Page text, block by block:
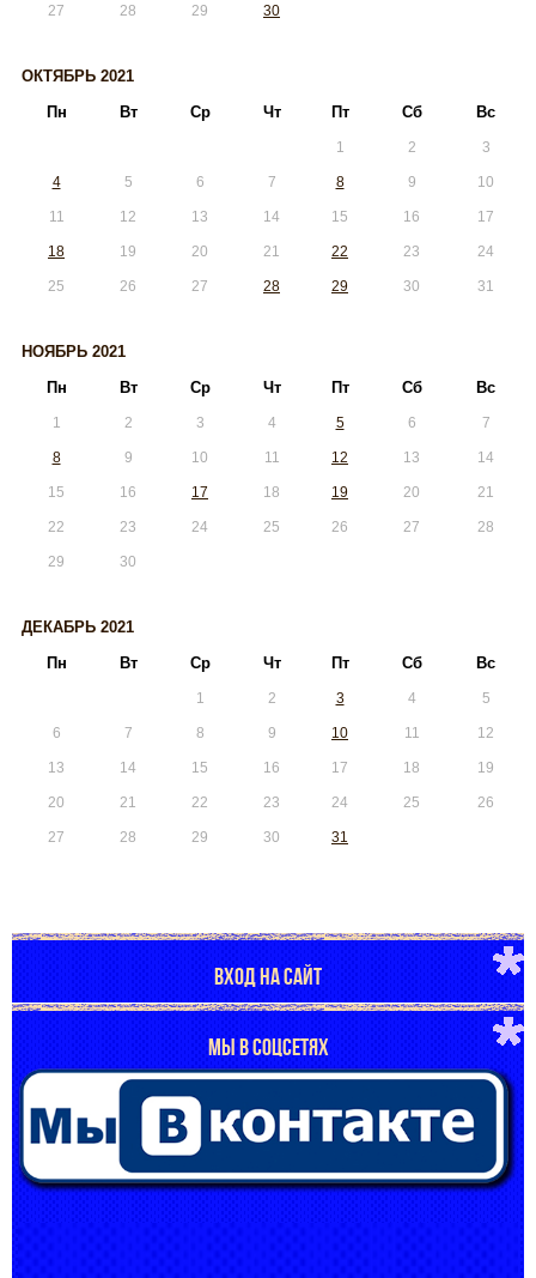
27 28 29 30
ОКТЯБРЬ 2021
Пн
Вт Ср Чт Пт Сб Вс
1 2 3
4 5 6 7 8 9 10
11 12 13 14 15 16 17
18 19 20 21 22 23 24
25 26 27 28 29 30 31
НОЯБРЬ 2021
Пн
Вт Ср Чт Пт Сб Вс
1 2 3 4 5 6 7
8 9 10 11 12 13 14
15 16 17 18 19 20 21
22 23 24 25 26 27 28
29 30
ДЕКАБРЬ 2021
Пн
Вт Ср Чт Пт Сб Вс
1 2 3 4 5
6 7 8 9 10 11 12
13 14 15 16 17 18 19
20 21 22 23 24 25 26
27 28 29 30 31
ВХОД НА САЙТ
МЫ В СОЦСЕТЯХ